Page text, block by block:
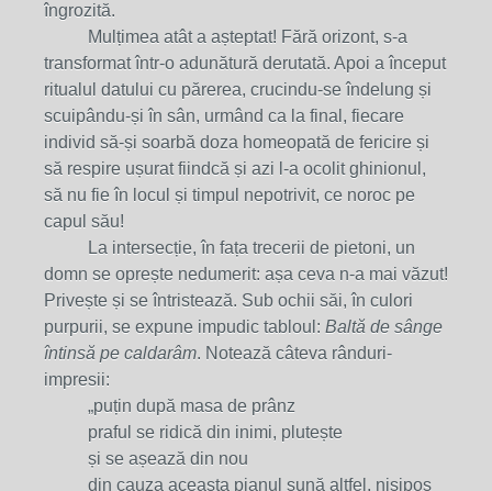
îngrozită.
Mulțimea atât a așteptat! Fără orizont, s-a
transformat într-o adunătură derutată. Apoi a început
ritualul datului cu părerea, crucindu-se îndelung și
scuipându-și în sân, urmând ca la final, fiecare
individ să-și soarbă doza homeopată de fericire și
să respire ușurat fiindcă și azi l-a ocolit ghinionul,
să nu fie în locul și timpul nepotrivit, ce noroc pe
capul său!
La intersecție, în fața trecerii de pietoni, un
domn se oprește nedumerit: așa ceva n-a mai văzut!
Privește și se întristează. Sub ochii săi, în culori
purpurii, se expune impudic tabloul: Baltă de sânge
întinsă pe caldarâm. Notează câteva rânduri-
impresii:
„puțin după masa de prânz
praful se ridică din inimi, plutește
și se așează din nou
din cauza aceasta pianul sună altfel, nisipos